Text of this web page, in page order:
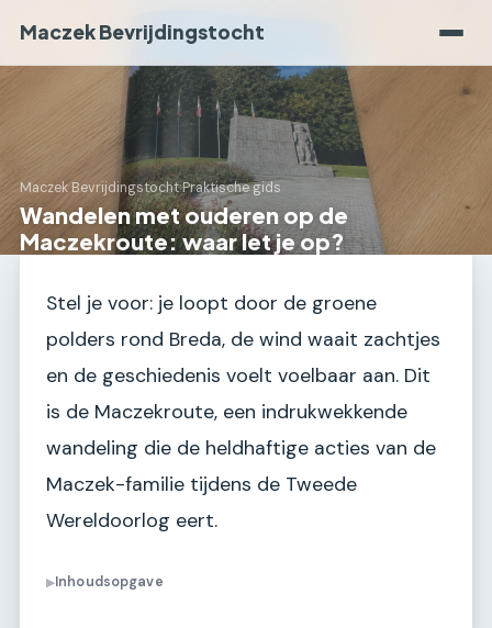
Maczek Bevrijdingstocht
Maczek Bevrijdingstocht›Praktische gids
Wandelen met ouderen op de
Maczekroute: waar let je op?
Stel je voor: je loopt door de groene
polders rond Breda, de wind waait zachtjes
en de geschiedenis voelt voelbaar aan. Dit
is de Maczekroute, een indrukwekkende
wandeling die de heldhaftige acties van de
Maczek-familie tijdens de Tweede
Wereldoorlog eert.
▶Inhoudsopgave